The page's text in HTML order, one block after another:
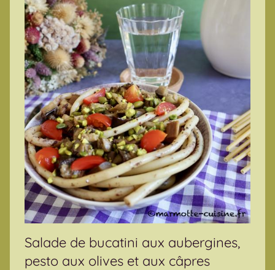
Salade de bucatini aux aubergines,
pesto aux olives et aux câpres